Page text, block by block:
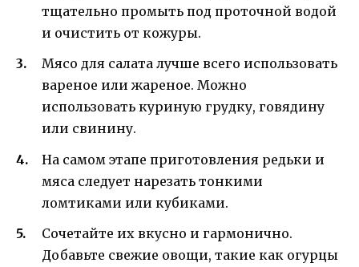
тщательно промыть под проточной водой
и очистить от кожуры.
Мясо для салата лучше всего использовать
вареное или жареное. Можно
использовать куриную грудку, говядину
или свинину.
На самом этапе приготовления редьки и
мяса следует нарезать тонкими
ломтиками или кубиками.
Сочетайте их вкусно и гармонично.
Добавьте свежие овощи, такие как огурцы